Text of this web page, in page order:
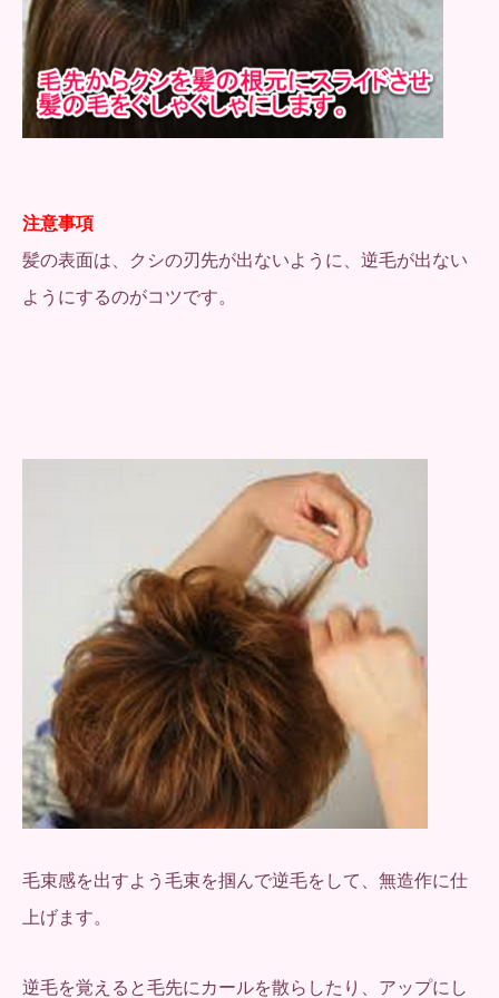
注意事項
髪の表面は、クシの刃先が出ないように、逆毛が出ない
ようにするのがコツです。
毛束感を出すよう毛束を掴んで逆毛をして、無造作に仕
上げます。
逆毛を覚えると毛先にカールを散らしたり、アップにし